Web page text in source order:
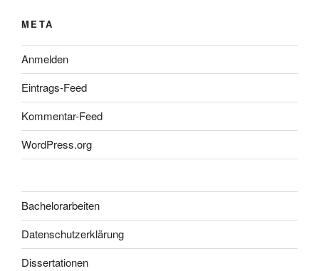
META
Anmelden
Eintrags-Feed
Kommentar-Feed
WordPress.org
Bachelorarbeiten
Datenschutzerklärung
Dissertationen